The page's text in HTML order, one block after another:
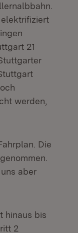
21
werden,
Die
aber
hinaus bis
2